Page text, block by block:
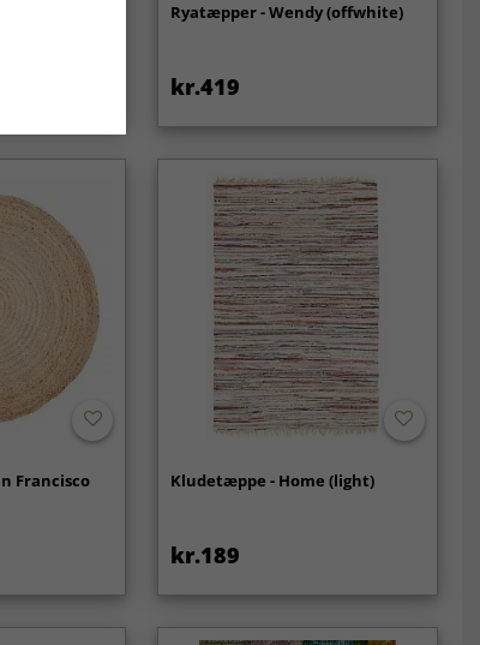
Ryatæpper - Wendy (offwhite)
kr.419
Francisco
Kludetæppe - Home (light)
kr.189